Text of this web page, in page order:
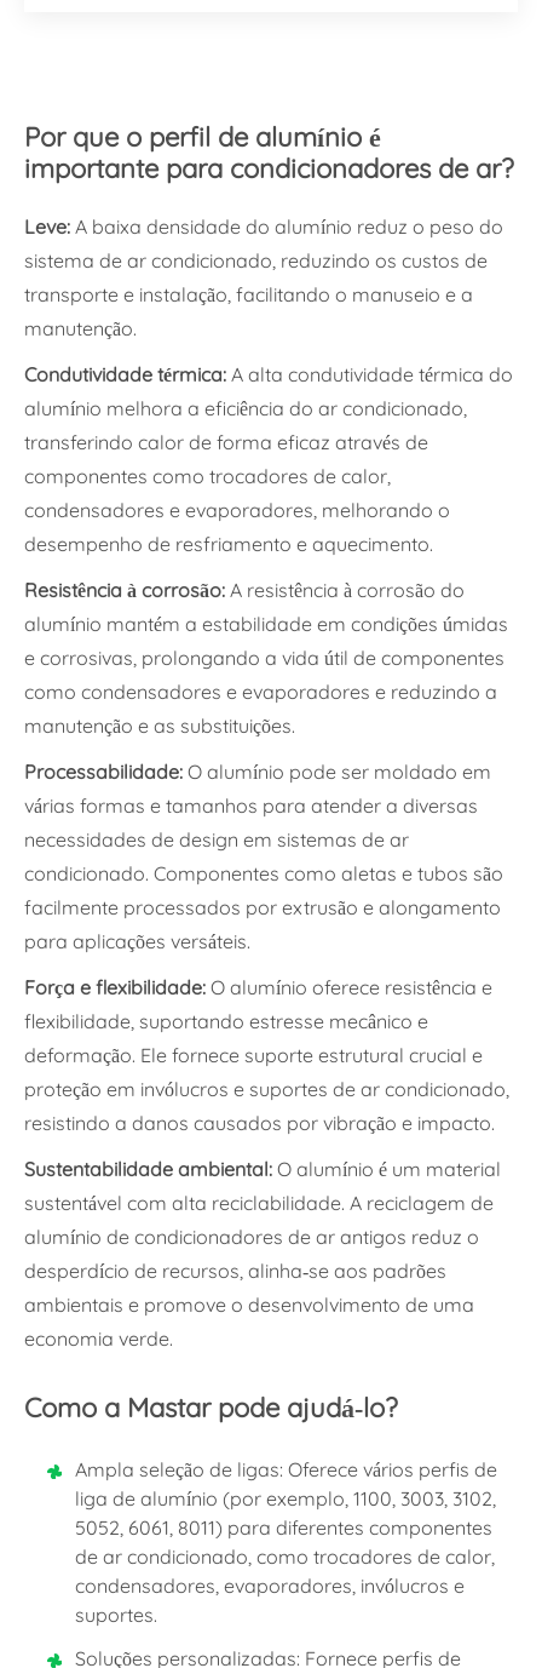
Por que o perfil de alumínio é
importante para condicionadores de ar?
Leve: A baixa densidade do alumínio reduz o peso do
sistema de ar condicionado, reduzindo os custos de
transporte e instalação, facilitando o manuseio e a
manutenção.
Condutividade térmica: A alta condutividade térmica do
alumínio melhora a eficiência do ar condicionado,
transferindo calor de forma eficaz através de
componentes como trocadores de calor,
condensadores e evaporadores, melhorando o
desempenho de resfriamento e aquecimento.
Resistência à corrosão: A resistência à corrosão do
alumínio mantém a estabilidade em condições úmidas
e corrosivas, prolongando a vida útil de componentes
como condensadores e evaporadores e reduzindo a
manutenção e as substituições.
Processabilidade: O alumínio pode ser moldado em
várias formas e tamanhos para atender a diversas
necessidades de design em sistemas de ar
condicionado. Componentes como aletas e tubos são
facilmente processados por extrusão e alongamento
para aplicações versáteis.
Força e flexibilidade: O alumínio oferece resistência e
flexibilidade, suportando estresse mecânico e
deformação. Ele fornece suporte estrutural crucial e
proteção em invólucros e suportes de ar condicionado,
resistindo a danos causados por vibração e impacto.
Sustentabilidade ambiental: O alumínio é um material
sustentável com alta reciclabilidade. A reciclagem de
alumínio de condicionadores de ar antigos reduz o
desperdício de recursos, alinha-se aos padrões
ambientais e promove o desenvolvimento de uma
economia verde.
Como a Mastar pode ajudá-lo?
Ampla seleção de ligas: Oferece vários perfis de
liga de alumínio (por exemplo, 1100, 3003, 3102,
5052, 6061, 8011) para diferentes componentes
de ar condicionado, como trocadores de calor,
condensadores, evaporadores, invólucros e
suportes.
Soluções personalizadas: Fornece perfis de